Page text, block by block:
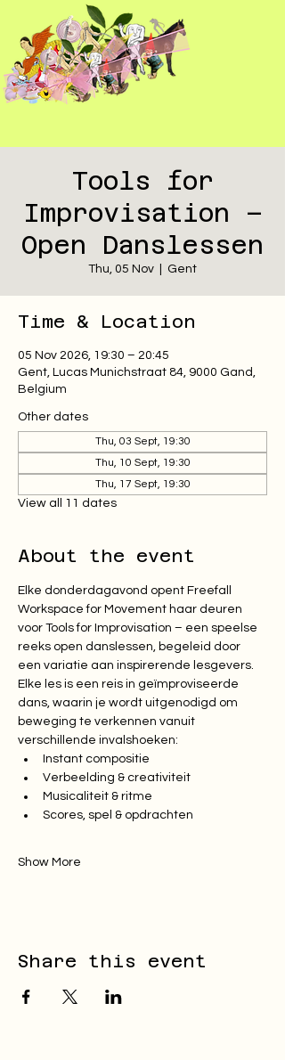
Tools for
Improvisation –
Open Danslessen
Thu, 05 Nov Gent
Time & Location
05 Nov 2026, 19:30 – 20:45
Gent, Lucas Munichstraat 84, 9000 Gand,
Belgium
Other dates
Thu, 03 Sept, 19:30
Thu, 10 Sept, 19:30
Thu, 17 Sept, 19:30
View all 11 dates
About the event
Elke donderdagavond opent Freefall
Workspace for Movement haar deuren
voor Tools for Improvisation – een speelse
reeks open danslessen, begeleid door
een variatie aan inspirerende lesgevers.
Elke les is een reis in geïmproviseerde
dans, waarin je wordt uitgenodigd om
beweging te verkennen vanuit
verschillende invalshoeken:
Instant compositie
Verbeelding & creativiteit
Musicaliteit & ritme
Scores, spel & opdrachten
Show More
Share this event